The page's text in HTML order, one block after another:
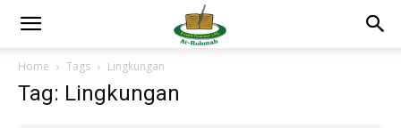
Home Tags Lingkungan
Tag: Lingkungan